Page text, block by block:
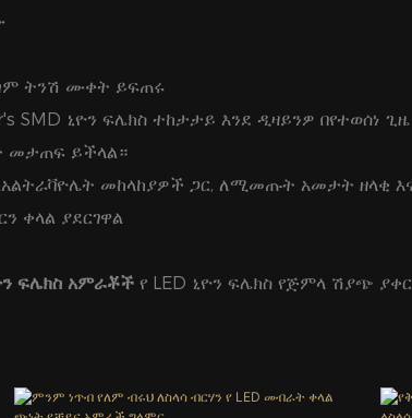
ትንሽ ሙቀት ይፍጠሩ
SMD ኒዮን ፍሌክስ ተከታታይ እንደ ዲዛይንዎ በየተወሰነ
መታጠፍ ይችላል።
መከላከያዎች ጋር, ለሚመጡት አመታት ዘላቂ
ቀላል ያደርገዋል
ፍሌክስ አምራቾችየ LED ኒዮን ፍሌክስ የጅምላ ሽያጭ